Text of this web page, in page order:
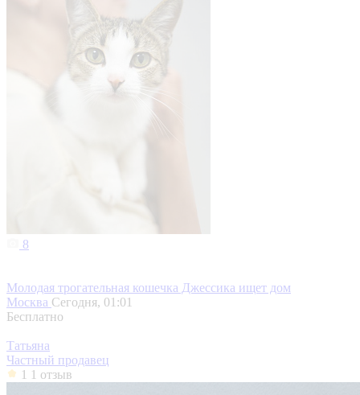
8
Молодая трогательная кошечка Джессика ищет дом
Москва Сегодня, 01:01
Бесплатно
Татьяна
Частный продавец
1 1 отзыв